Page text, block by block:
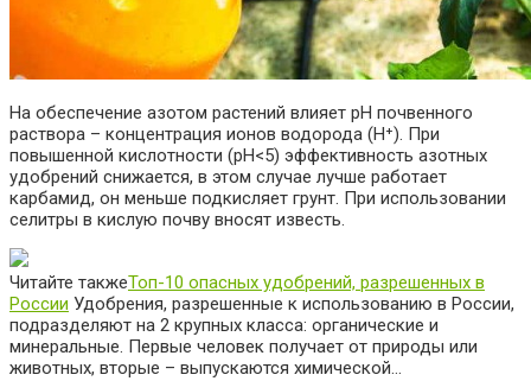
На обеспечение азотом растений влияет pH почвенного
раствора – концентрация ионов водорода (H⁺). При
повышенной кислотности (pH<5) эффективность азотных
удобрений снижается, в этом случае лучше работает
карбамид, он меньше подкисляет грунт. При использовании
селитры в кислую почву вносят известь.
Читайте такжеТоп-10 опасных удобрений, разрешенных в
России Удобрения, разрешенные к использованию в России,
подразделяют на 2 крупных класса: органические и
минеральные. Первые человек получает от природы или
животных, вторые – выпускаются химической…